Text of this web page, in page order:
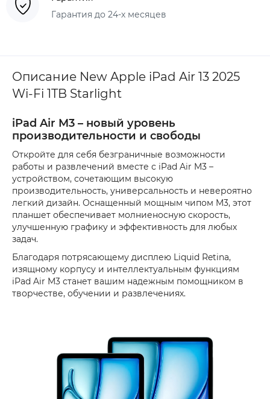
Гарантия до 24-х месяцев
Описание New Apple iPad Air 13 2025
Wi-Fi 1TB Starlight
iPad Air M3 – новый уровень
производительности и свободы
Откройте для себя безграничные возможности
работы и развлечений вместе с iPad Air M3 –
устройством, сочетающим высокую
производительность, универсальность и невероятно
легкий дизайн. Оснащенный мощным чипом M3, этот
планшет обеспечивает молниеносную скорость,
улучшенную графику и эффективность для любых
задач.
Благодаря потрясающему дисплею Liquid Retina,
изящному корпусу и интеллектуальным функциям
iPad Air M3 станет вашим надежным помощником в
творчестве, обучении и развлечениях.